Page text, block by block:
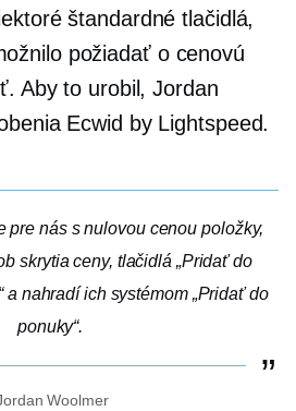
štandardné tlačidlá,
požiadať o cenovú
Aby to urobil, Jordan
Ecwid by Lightspeed.
pre nás s nulovou cenou položky,
skrytia ceny, tlačidlá „Pridať do
a nahradí ich systémom „Pridať do
ponuky“.
Woolmer